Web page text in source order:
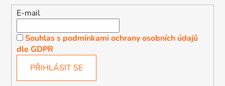
E-mail
Souhlas s podmínkami ochrany osobních údajů
dle GDPR
PŘIHLÁSIT SE